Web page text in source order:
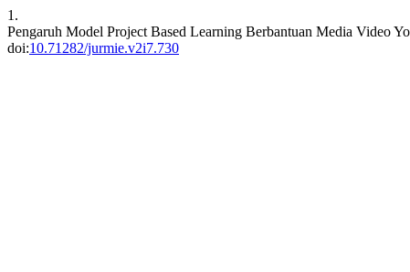
1.
Pengaruh Model Project Based Learning Berbantuan Media Video
doi:10.71282/jurmie.v2i7.730